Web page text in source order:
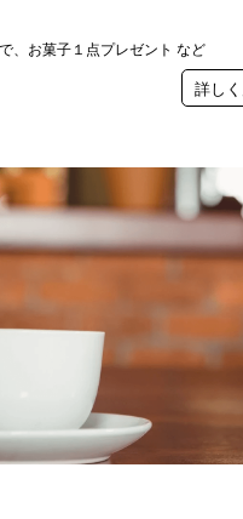
、お菓子１点プレゼント など
詳し